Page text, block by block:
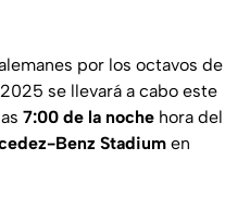
por los octavos de
se llevará a cabo este
7:00 de la noche hora del
Benz Stadium en